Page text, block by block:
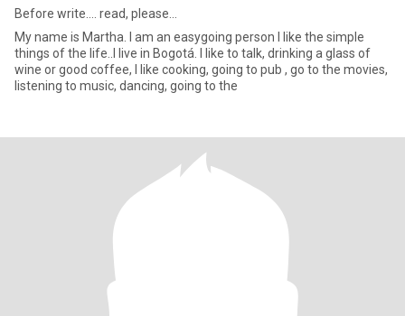
Before write.... read, please...
My name is Martha. I am an easygoing person I like the simple
things of the life..I live in Bogotá. I like to talk, drinking a glass of
wine or good coffee, I like cooking, going to pub , go to the movies,
listening to music, dancing, going to the